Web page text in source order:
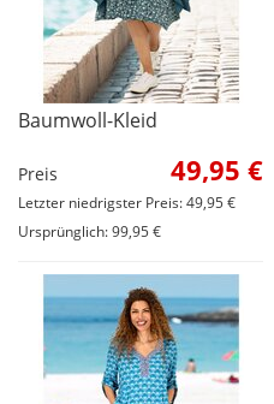
Baumwoll-Kleid
Preis 49,95 €
Letzter niedrigster Preis: 49,95 €
Ursprünglich: 99,95 €